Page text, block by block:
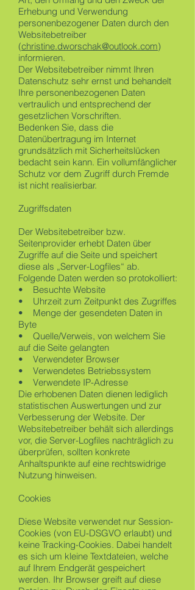
Erhebung und Verwendung
personenbezogener Daten durch den
Websitebetreiber
(christine.dworschak@outlook.com)
informieren.
Der Websitebetreiber nimmt Ihren
Datenschutz sehr ernst und behandelt
Ihre personenbezogenen Daten
vertraulich und entsprechend der
gesetzlichen Vorschriften.
Bedenken Sie, dass die
Datenübertragung im Internet
grundsätzlich mit Sicherheitslücken
bedacht sein kann. Ein vollumfänglicher
Schutz vor dem Zugriff durch Fremde
ist nicht realisierbar.
Zugriffsdaten
Der Websitebetreiber bzw.
Seitenprovider erhebt Daten über
Zugriffe auf die Seite und speichert
diese als „Server-Logfiles“ ab.
Folgende Daten werden so protokolliert:
• Besuchte Website
• Uhrzeit zum Zeitpunkt des Zugriffes
• Menge der gesendeten Daten in
Byte
• Quelle/Verweis, von welchem Sie
auf die Seite gelangten
• Verwendeter Browser
• Verwendetes Betriebssystem
• Verwendete IP-Adresse
Die erhobenen Daten dienen lediglich
statistischen Auswertungen und zur
Verbesserung der Website. Der
Websitebetreiber behält sich allerdings
vor, die Server-Logfiles nachträglich zu
überprüfen, sollten konkrete
Anhaltspunkte auf eine rechtswidrige
Nutzung hinweisen.
Cookies
Diese Website verwendet nur Session-
Cookies (von EU-DSGVO erlaubt) und
keine Tracking-Cookies. Dabei handelt
es sich um kleine Textdateien, welche
auf Ihrem Endgerät gespeichert
werden. Ihr Browser greift auf diese